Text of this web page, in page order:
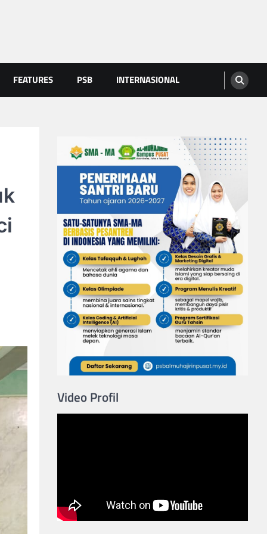
FEATURES PSB INTERNASIONAL
Video Profil